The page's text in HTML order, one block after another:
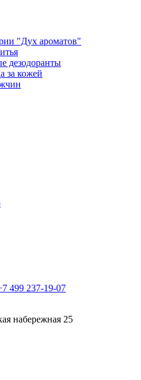
"Дух ароматов"
дезодоранты
за кожей
499 237-19-07
набережная 25